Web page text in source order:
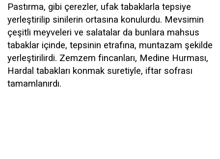
Pastırma, gibi çerezler, ufak tabaklarla tepsiye
yerleştirilip sinilerin ortasına konulurdu. Mevsimin
çeşitli meyveleri ve salatalar da bunlara mahsus
tabaklar içinde, tepsinin etrafına, muntazam şekilde
yerleştirilirdi. Zemzem fincanları, Medine Hurması,
Hardal tabakları konmak suretiyle, iftar sofrası
tamamlanırdı.